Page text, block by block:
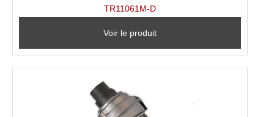
TR11061M-D
Voir le produit